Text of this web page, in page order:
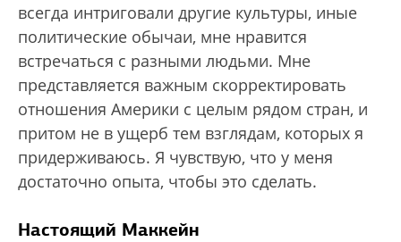
всегда интриговали другие культуры, иные
политические обычаи, мне нравится
встречаться с разными людьми. Мне
представляется важным скорректировать
отношения Америки с целым рядом стран, и
притом не в ущерб тем взглядам, которых я
придерживаюсь. Я чувствую, что у меня
достаточно опыта, чтобы это сделать.
Настоящий Маккейн